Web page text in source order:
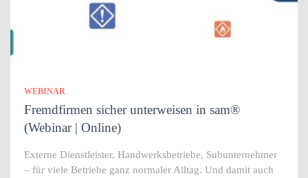
WEBINAR
Fremdfirmen sicher unterweisen in sam®
(Webinar | Online)
Externe Dienstleister, Handwerksbetriebe, Subunternehmer
– für viele Betriebe ganz normaler Alltag. Und damit auch